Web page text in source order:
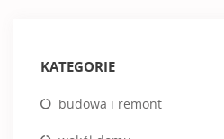
KATEGORIE
budowa i remont